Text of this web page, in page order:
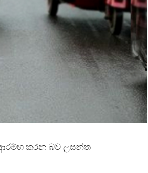
ආරම්භ කරන බව ලසන්ත